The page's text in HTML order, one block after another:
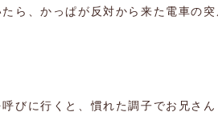
ら、かっぱが反対から来た電車の
びに行くと、慣れた調子でお兄さ